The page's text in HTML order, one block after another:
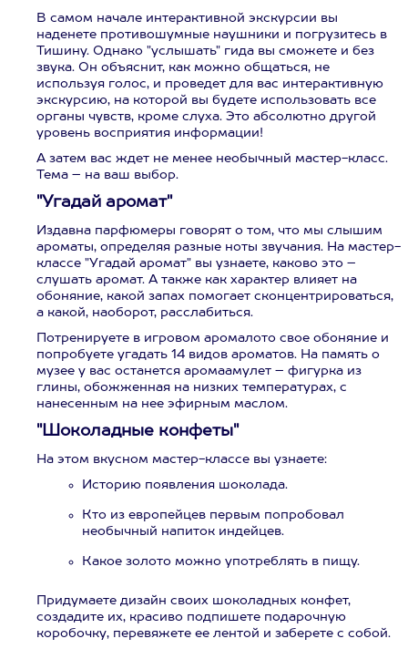
В самом начале интерактивной экскурсии вы
наденете противошумные наушники и погрузитесь в
Тишину. Однако "услышать" гида вы сможете и без
звука. Он объяснит, как можно общаться, не
используя голос, и проведет для вас интерактивную
экскурсию, на которой вы будете использовать все
органы чувств, кроме слуха. Это абсолютно другой
уровень восприятия информации!
А затем вас ждет не менее необычный мастер-класс.
Тема – на ваш выбор.
"Угадай аромат"
Издавна парфюмеры говорят о том, что мы слышим
ароматы, определяя разные ноты звучания. На мастер-
классе "Угадай аромат" вы узнаете, каково это –
слушать аромат. А также как характер влияет на
обоняние, какой запах помогает сконцентрироваться,
а какой, наоборот, расслабиться.
Потренируете в игровом аромалото свое обоняние и
попробуете угадать 14 видов ароматов. На память о
музее у вас останется аромаамулет – фигурка из
глины, обожженная на низких температурах, с
нанесенным на нее эфирным маслом.
"Шоколадные конфеты"
На этом вкусном мастер-классе вы узнаете:
Историю появления шоколада.
Кто из европейцев первым попробовал
необычный напиток индейцев.
Какое золото можно употреблять в пищу.
Придумаете дизайн своих шоколадных конфет,
создадите их, красиво подпишете подарочную
коробочку, перевяжете ее лентой и заберете с собой.